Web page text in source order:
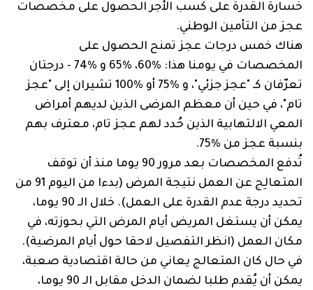
خسارة القدرة على كسب الأجر الحصول على مخصصات
عجز من التأمين الوطني.
هناك خمس درجات عجز تمنح الحصول على
المخصصات في يومنا هذا: ‏60%‏، ‏65%‏ و ‏74%‏ - درجتان
تعرّفان كـ "عجز جزئي"، و ‏75%‏ أو ‏100%‏ تشيران إلى "عجز
تام"، في حين أن معظم المرضى الذين لديهم أمراض
المعي الالتهابية الذين حُدد لهم عجز تام، معترف بهم
بنسبة عجز من ‏75%‏.
تُدفع المخصصات بعد مرور 90 يوما منذ أن توقف
المتعالِج عن العمل نتيجة المرض (بدءا من اليوم 91 من
تحديد درجة عدم القدرة على العمل). خلال الـ 90 يوما،
يمكن أن يستغل المريض أيام المرض التي بحوزته، في
مكان العمل (انظر التفصيل لاحقا حول أيام المرضية).
في حال كان المتعالج يعاني من حالة اقتصادية صعبة،
يمكن أن يُقدم طلبا لضمان الدخل مقابل الـ 90 يوما،